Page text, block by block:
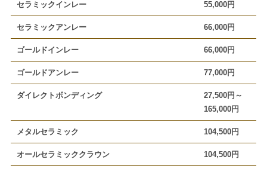
セラミックインレー 55,000円
セラミックアンレー 66,000円
ゴールドインレー 66,000円
ゴールドアンレー 77,000円
ダイレクトボンディング
27,500円～
165,000円
メタルセラミック 104,500円
オールセラミッククラウン 104,500円